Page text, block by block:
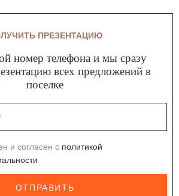
ПРЕЗЕНТАЦИЮ
номер телефона и мы сразу
всех предложений в
поселке
и согласен с политикой
ОТПРАВИТЬ